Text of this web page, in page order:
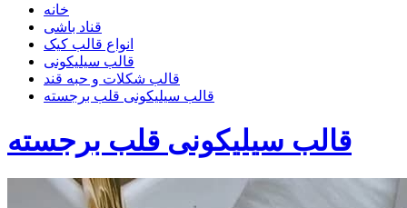
خانه
قناد باشی
انواع قالب کیک
قالب سیلیکونی
قالب شکلات و حبه قند
قالب سیلیکونی قلب برجسته
قالب سیلیکونی قلب برجسته